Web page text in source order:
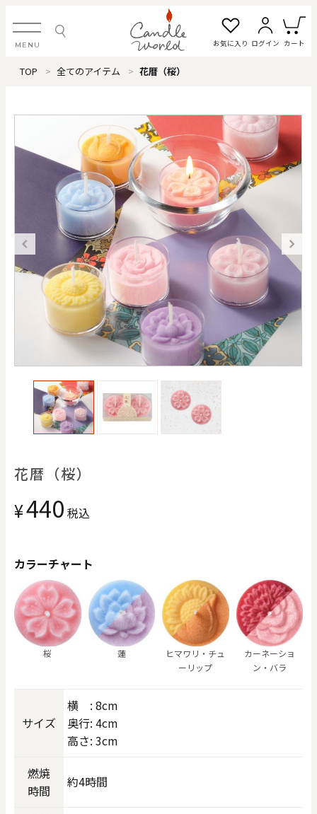
MENU お気に入り ログイン カート
ログイン・新規会員登録
お気に入り一覧 カートを見る
すべてのアイテム
カテゴリから探す
#タグから探す
価格で探す
円 ～
クリア OK
色で探す
お買い物ガイド 企業情報 お知らせ お問い合わせ
TOP 全てのアイテム 花暦（桜）
花暦（桜）
¥440 税込
カラーチャート
桜 蓮
ヒマワリ・チュ
ーリップ
カーネーショ
ン・バラ
サイズ
横 : 8cm
奥行: 4cm
高さ: 3cm
燃焼
時間
約4時間